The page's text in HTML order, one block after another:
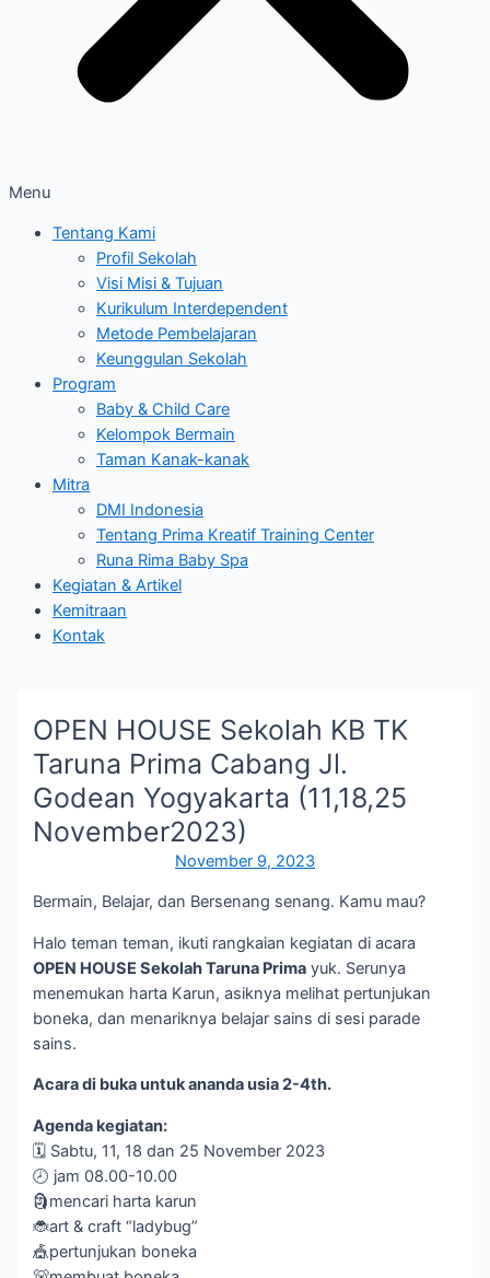
Menu
Tentang Kami
Profil Sekolah
Visi Misi & Tujuan
Kurikulum Interdependent
Metode Pembelajaran
Keunggulan Sekolah
Program
Baby & Child Care
Kelompok Bermain
Taman Kanak-kanak
Mitra
DMI Indonesia
Tentang Prima Kreatif Training Center
Runa Rima Baby Spa
Kegiatan & Artikel
Kemitraan
Kontak
OPEN HOUSE Sekolah KB TK
Taruna Prima Cabang Jl.
Godean Yogyakarta (11,18,25
November2023)
November 9, 2023
Bermain, Belajar, dan Bersenang senang. Kamu mau?
Halo teman teman, ikuti rangkaian kegiatan di acara
OPEN HOUSE Sekolah Taruna Prima yuk. Serunya
menemukan harta Karun, asiknya melihat pertunjukan
boneka, dan menariknya belajar sains di sesi parade
sains.
Acara di buka untuk ananda usia 2-4th.
Agenda kegiatan:
🗓️ Sabtu, 11, 18 dan 25 November 2023
🕗 jam 08.00-10.00
🗿mencari harta karun
🐞art & craft “ladybug”
🎪pertunjukan boneka